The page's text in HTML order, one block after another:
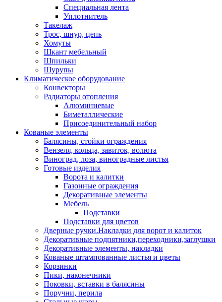
Специальная лента
Уплотнитель
Такелаж
Трос, шнур, цепь
Хомуты
Шкант мебельный
Шпильки
Шурупы
Климатическое оборудование
Конвекторы
Радиаторы отопления
Алюминиевые
Биметаллические
Присоединительный набор
Кованые элементы
Балясины, стойки ограждения
Вензеля, кольца, завиток, волюта
Виноград, лоза, виноградные листья
Готовые изделия
Ворота и калитки
Газонные ограждения
Декоративные элементы
Мебель
Подставки
Подставки для цветов
Дверные ручки.Накладки для ворот и калиток
Декоративные подпятники,переходники,заглушки
Декоративные элементы, накладки
Кованые штампованные листья и цветы
Корзинки
Пики, наконечники
Поковки, вставки в балясины
Поручни, перила